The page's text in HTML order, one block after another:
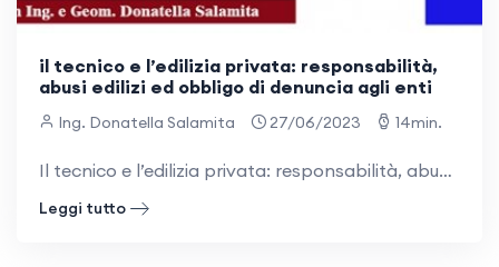
il tecnico e l’edilizia privata: responsabilità,
abusi edilizi ed obbligo di denuncia agli enti
Ing. Donatella Salamita 27/06/2023 14min.
Il tecnico e l’edilizia privata: responsabilità, abusi edilizi ed obbligo di denuncia agli enti, non vi è correlazione alcuna con il segreto professionale 1) Il professionista che, incaricato dal privato per la progettazione di una ristrutturazione,
Leggi tutto